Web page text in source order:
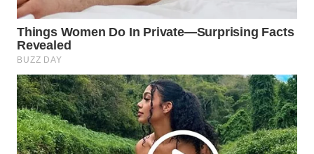
WN
SUBANG
WN
SUKABUMI
WN
PURWAKARTA